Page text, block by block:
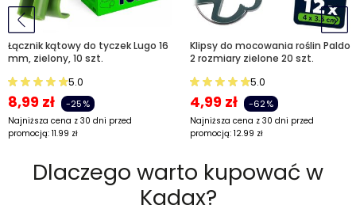
Łącznik kątowy do tyczek Lugo 16
mm, zielony, 10 szt.
5.0
8,99 zł -25%
Najniższa cena z 30 dni przed
promocją: 11.99 zł
Klipsy do mocowania roślin Paldo
2 rozmiary zielone 20 szt.
5.0
4,99 zł -62%
Najniższa cena z 30 dni przed
promocją: 12.99 zł
Dlaczego warto kupować w
Kadax?